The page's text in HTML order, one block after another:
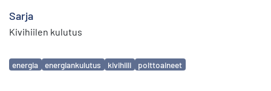
Sarja
Kivihiilen kulutus
Avainsanat
energia energiankulutus kivihiili polttoaineet